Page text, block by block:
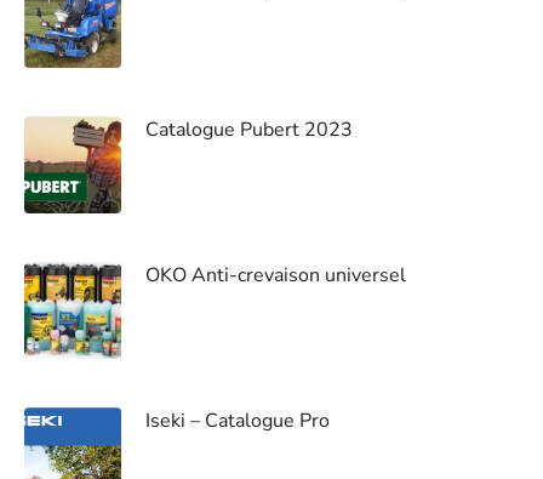
Catalogue Pubert 2023
OKO Anti-crevaison universel
Iseki – Catalogue Pro